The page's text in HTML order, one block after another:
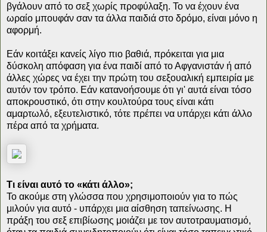
βγάλουν από το σεξ χωρίς προφύλαξη. Το να έχουν ένα
ωραίο μπουφάν σαν τα άλλα παιδιά στο δρόμο, είναι μόνο η
αφορμή.
Εάν κοιτάξει κανείς λίγο πιο βαθιά, πρόκειται για μια
δύσκολη απόφαση για ένα παιδί από το Αφγανιστάν ή από
άλλες χώρες να έχει την πρώτη του σεξουαλική εμπειρία με
αυτόν τον τρόπο. Εάν κατανοήσουμε ότι γι' αυτά είναι τόσο
αποκρουστικό, ότι στην κουλτούρα τους είναι κάτι
αμαρτωλό, εξευτελιστικό, τότε πρέπει να υπάρχει κάτι άλλο
πέρα από τα χρήματα.
Τι είναι αυτό το «κάτι άλλο»;
Το ακούμε στη γλώσσα που χρησιμοποιούν για το πώς
μιλούν για αυτό - υπάρχει μια αίσθηση ταπείνωσης. Η
πράξη του σεξ επιβίωσης μοιάζει με τον αυτοτραυματισμό,